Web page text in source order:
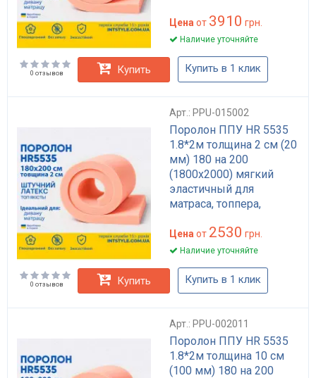
Цена от 3910 грн.
Наличие уточняйте
0 отзывов Купить Купить в 1 клик
Арт.: PPU-015002
Поролон ППУ HR 5535
1.8*2м толщина 2 см (20
мм) 180 на 200
(1800х2000) мягкий
эластичный для
матраса, топпера,
Цена от 2530 грн.
Наличие уточняйте
0 отзывов Купить Купить в 1 клик
Арт.: PPU-002011
Поролон ППУ HR 5535
1.8*2м толщина 10 см
(100 мм) 180 на 200